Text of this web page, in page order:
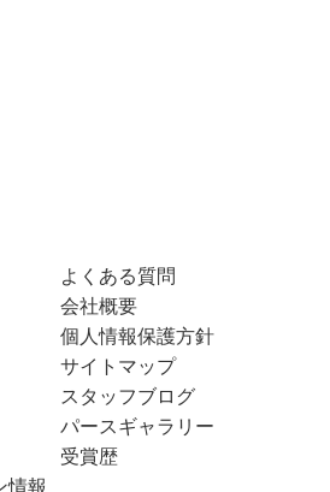
情報
よくある質問
会社概要
個人情報保護方針
サイトマップ
スタッフブログ
パースギャラリー
受賞歴